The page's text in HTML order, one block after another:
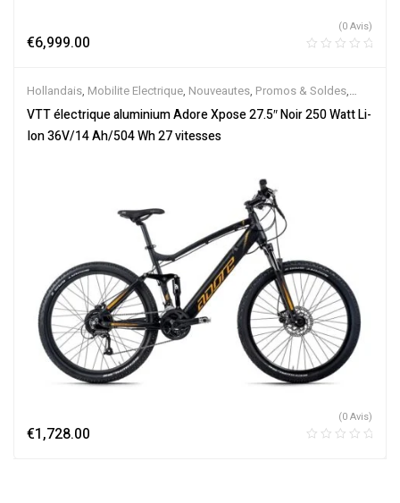
€6,999.00
(0 Avis)
Hollandais, Mobilite Electrique, Nouveautes, Promos & Soldes,
Tout-Suspendus,Vélo électrique ville,Velos Electriques,VTT
Électriques
VTT électrique aluminium Adore Xpose 27.5″ Noir 250 Watt Li-
Ion 36V/14 Ah/504 Wh 27 vitesses
€1,728.00
(0 Avis)